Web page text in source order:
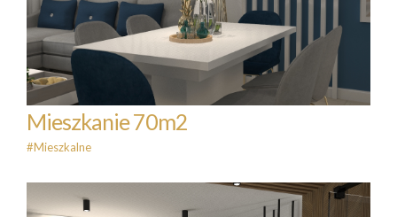
#Mieszkalne
Mieszkanie 70m2
#Mieszkalne